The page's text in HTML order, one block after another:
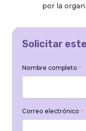
por la
Solicitar
Nombre completo *
Correo electrónico *